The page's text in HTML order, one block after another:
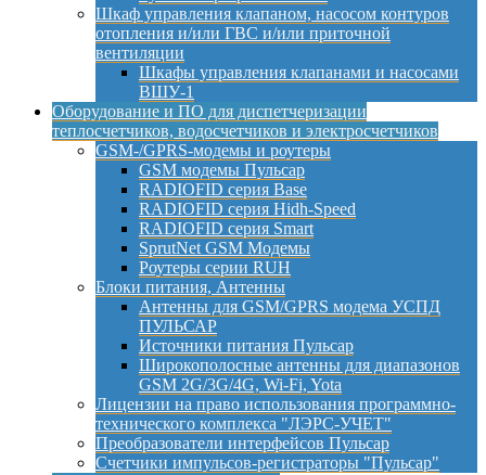
Шкаф управления клапаном, насосом контуров
отопления и/или ГВС и/или приточной
вентиляции
Шкафы управления клапанами и насосами
ВШУ-1
Оборудование и ПО для диспетчеризации
теплосчетчиков, водосчетчиков и электросчетчиков
GSM-/GPRS-модемы и роутеры
GSM модемы Пульсар
RADIOFID серия Base
RADIOFID серия Hidh-Speed
RADIOFID серия Smart
SprutNet GSM Модемы
Роутеры серии RUH
Блоки питания, Антенны
Антенны для GSM/GPRS модема УСПД
ПУЛЬСАР
Источники питания Пульсар
Широкополосные антенны для диапазонов
GSM 2G/3G/4G, Wi-Fi, Yota
Лицензии на право использования программно-
технического комплекса "ЛЭРС-УЧЕТ"
Преобразователи интерфейсов Пульсар
Счетчики импульсов-регистраторы "Пульсар"